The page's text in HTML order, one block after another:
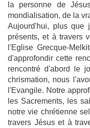
la personne de
mondialisation, de la
Aujourd'hui, plus que
présents, et à travers
l'Eglise Grecque-
d'approfondir cette
rencontré d'abord le
chrismation, nous
l'Evangile. Notre
les Sacrements, les
notre vie chrétienne
travers Jésus et à